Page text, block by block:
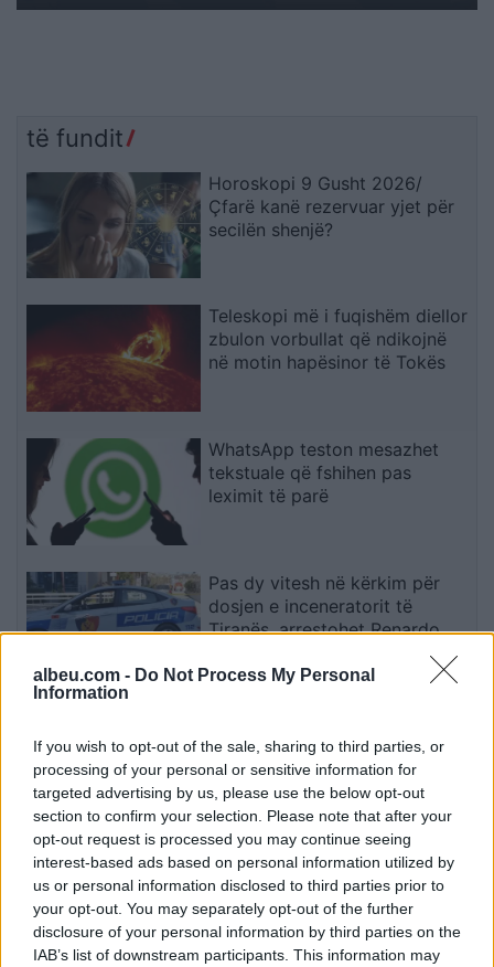
albeu.com - Do Not Process My Personal
Information
If you wish to opt-out of the sale, sharing to third parties, or
processing of your personal or sensitive information for
targeted advertising by us, please use the below opt-out
section to confirm your selection. Please note that after your
opt-out request is processed you may continue seeing
interest-based ads based on personal information utilized by
us or personal information disclosed to third parties prior to
your opt-out. You may separately opt-out of the further
disclosure of your personal information by third parties on the
IAB’s list of downstream participants. This information may
të fundit
Horoskopi 9 Gusht 2026/
Çfarë kanë rezervuar yjet për
secilën shenjë?
Teleskopi më i fuqishëm diellor
zbulon vorbullat që ndikojnë
në motin hapësinor të Tokës
WhatsApp teston mesazhet
tekstuale që fshihen pas
leximit të parë
Pas dy vitesh në kërkim për
dosjen e inceneratorit të
Tiranës, arrestohet Renardo
CX-3, gjenerata e re pritet në
vitin 2027
Valverde rrëfen befasinë nga
Mourinho: Nuk e mendoja se
do të ishte kështu